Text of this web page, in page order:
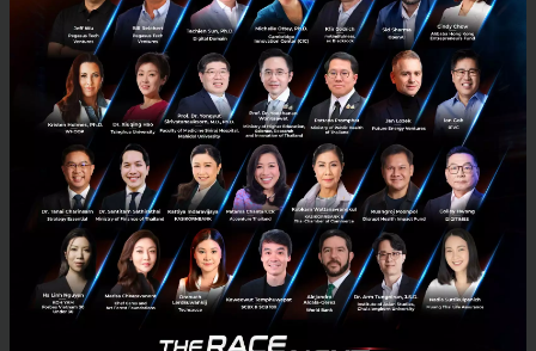
E-mail :contact@techsauce.co
Tel : 02-001-5375
Mobile : 06-4658-9500